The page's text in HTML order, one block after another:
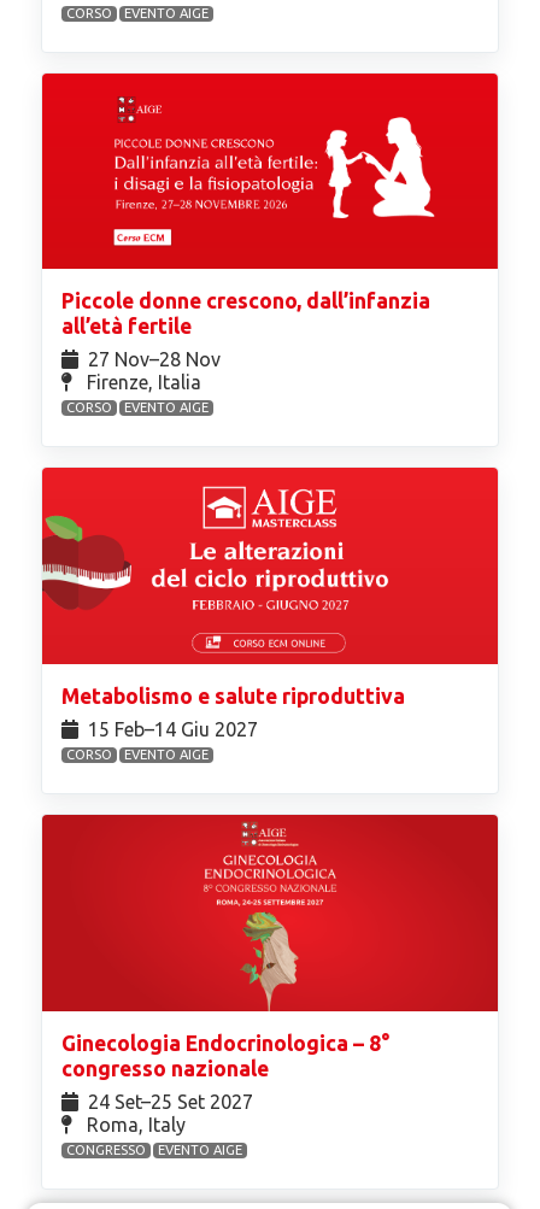
CORSO EVENTO AIGE
Piccole donne crescono, dall’infanzia
all’età fertile
27 Nov⁠–28 Nov
Firenze, Italia
CORSO EVENTO AIGE
Metabolismo e salute riproduttiva
15 Feb⁠–14 Giu 2027
CORSO EVENTO AIGE
Ginecologia Endocrinologica – 8°
congresso nazionale
24 Set⁠–25 Set 2027
Roma, Italy
CONGRESSO EVENTO AIGE